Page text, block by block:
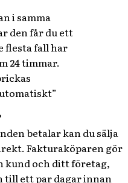
i samma
den får du ett
flesta fall har
24 timmar.
betalar kan du sälja
Fakturaköparen gör
kund och ditt företag,
till ett par dagar innan